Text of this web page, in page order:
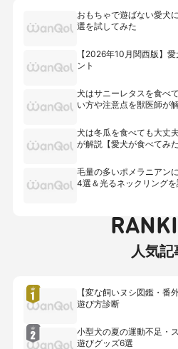
おもちゃで遊ばない愛犬
選を試してみた
【2026年10月関西版】
ント
犬はサニーレタスを食べ
い方や注意点を獣医師が
犬は冬瓜を食べても大丈
が解説【愛犬が食べてみた
毛量の多いポメラニアン
4選＆光るネックリング
人気記
【変な飼いヌシ図鑑・番
遊び方診断
小型犬の夏の運動不足・
遊びグッズ6選